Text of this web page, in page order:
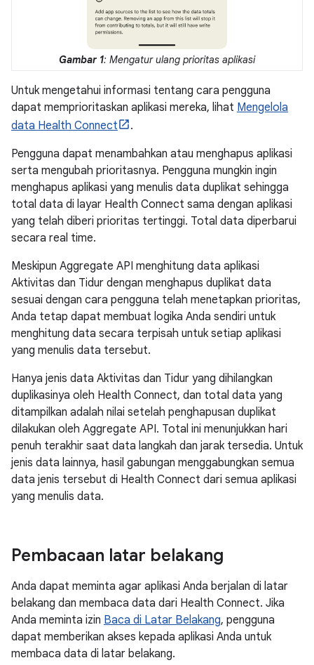
Gambar 1: Mengatur ulang prioritas aplikasi
Untuk mengetahui informasi tentang cara pengguna
dapat memprioritaskan aplikasi mereka, lihat Mengelola
data Health Connect
.
Pengguna dapat menambahkan atau menghapus aplikasi
serta mengubah prioritasnya. Pengguna mungkin ingin
menghapus aplikasi yang menulis data duplikat sehingga
total data di layar Health Connect sama dengan aplikasi
yang telah diberi prioritas tertinggi. Total data diperbarui
secara real time.
Meskipun Aggregate API menghitung data aplikasi
Aktivitas dan Tidur dengan menghapus duplikat data
sesuai dengan cara pengguna telah menetapkan prioritas,
Anda tetap dapat membuat logika Anda sendiri untuk
menghitung data secara terpisah untuk setiap aplikasi
yang menulis data tersebut.
Hanya jenis data Aktivitas dan Tidur yang dihilangkan
duplikasinya oleh Health Connect, dan total data yang
ditampilkan adalah nilai setelah penghapusan duplikat
dilakukan oleh Aggregate API. Total ini menunjukkan hari
penuh terakhir saat data langkah dan jarak tersedia. Untuk
jenis data lainnya, hasil gabungan menggabungkan semua
data jenis tersebut di Health Connect dari semua aplikasi
yang menulis data.
Pembacaan latar belakang
Anda dapat meminta agar aplikasi Anda berjalan di latar
belakang dan membaca data dari Health Connect. Jika
Anda meminta izin Baca di Latar Belakang, pengguna
dapat memberikan akses kepada aplikasi Anda untuk
membaca data di latar belakang.